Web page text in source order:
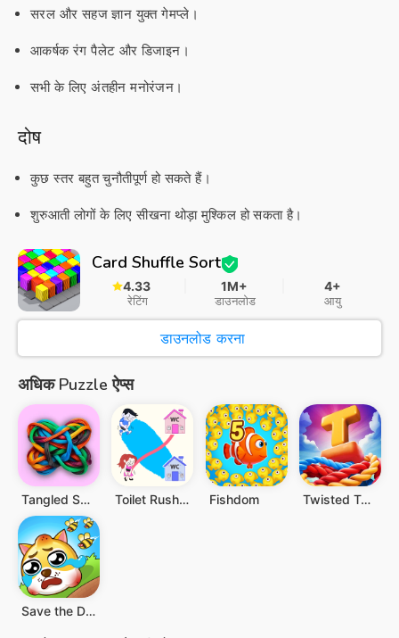
सरल और सहज ज्ञान युक्त गेमप्ले।
आकर्षक रंग पैलेट और डिजाइन।
सभी के लिए अंतहीन मनोरंजन।
दोष
कुछ स्तर बहुत चुनौतीपूर्ण हो सकते हैं।
शुरुआती लोगों के लिए सीखना थोड़ा मुश्किल हो सकता है।
Card Shuffle Sort
4.33
रेटिंग
1M+
डाउनलोड
4+
आयु
डाउनलोड करना
अधिक Puzzle ऐप्स
Tangled Snakes Toilet Rush Race: Draw Puzzle Fishdom Twisted Tangle
Save the Doge